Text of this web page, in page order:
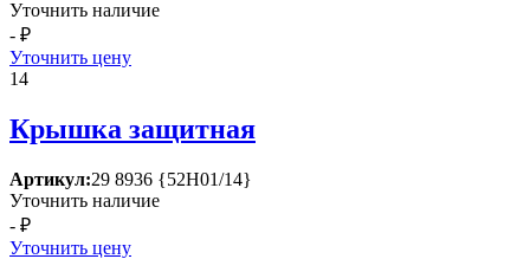
Уточнить наличие
- ₽
Уточнить цену
14
Крышка защитная
Артикул:29 8936 {52Н01/14}
Уточнить наличие
- ₽
Уточнить цену